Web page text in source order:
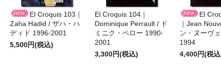
El Croquis 103｜
Zaha Hadid / ザハ・ハ
ディド 1996-2001
5,500円(税込)
El Croquis 104｜
Dominique Perrault / ド
ミニク・ペロー 1990-
2001
3,300円(税込)
El
｜Jean
ン・ヌーヴ
1994
4,400円(税